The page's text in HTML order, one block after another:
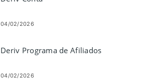
04/02/2026
Deriv Programa de Afiliados
04/02/2026